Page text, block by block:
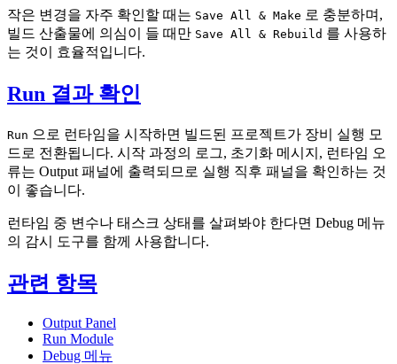
작은 변경을 자주 확인할 때는 Save All & Make 로 충분하며,
빌드 산출물에 의심이 들 때만 Save All & Rebuild 를 사용하
는 것이 효율적입니다.
Run 결과 확인
Run 으로 런타임을 시작하면 빌드된 프로젝트가 장비 실행 모
드로 전환됩니다. 시작 과정의 로그, 초기화 메시지, 런타임 오
류는 Output 패널에 출력되므로 실행 직후 패널을 확인하는 것
이 좋습니다.
런타임 중 변수나 태스크 상태를 살펴봐야 한다면 Debug 메뉴
의 감시 도구를 함께 사용합니다.
관련 항목
Output Panel
Run Module
Debug 메뉴